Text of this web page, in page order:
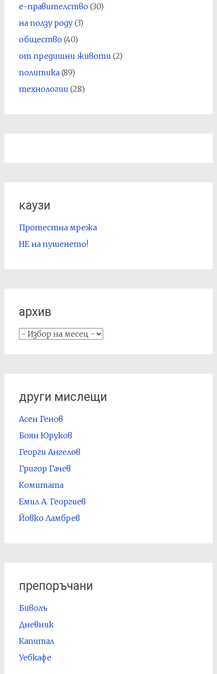
е-правителство(30)
на ползу роду(3)
общество(40)
от предишни животи (2)
политика(89)
технологии (28)
каузи
Протестна мрежа
НЕ на пушенето!
архив
архив
други мислещи
Асен Генов
Боян Юруков
Георги Ангелов
Григор Гачев
Комитата
Емил А. Георгиев
Йовко Ламбрев
препоръчани
Биволъ
Дневник
Капитал
Уебкафе